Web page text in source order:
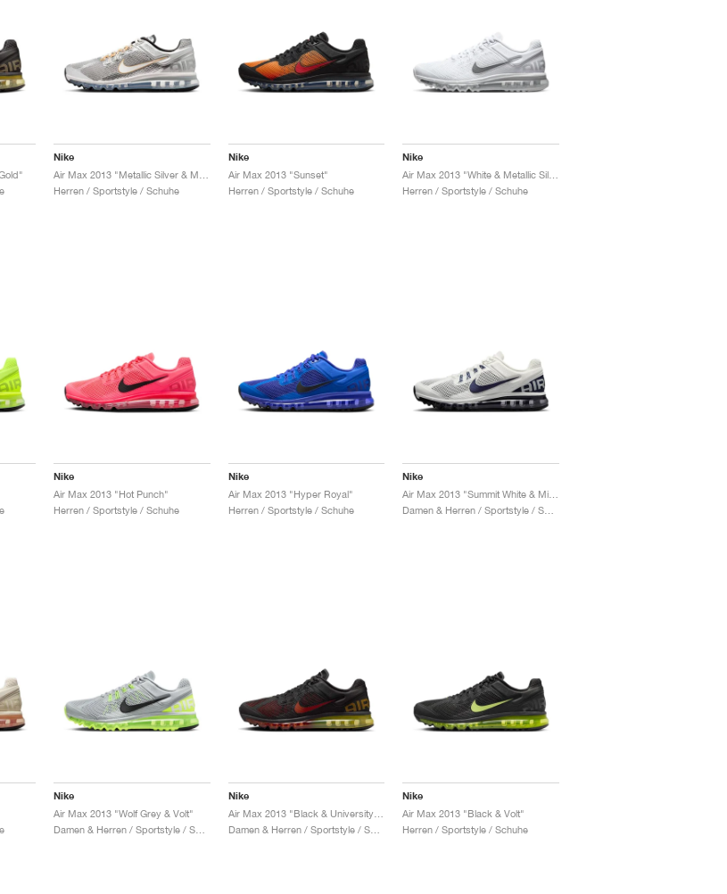
Nike
Herren / Sportstyle / Schuhe
Nike
Air Max 2013 "Sunset"
Herren / Sportstyle / Schuhe
Nike
Herren / Sportstyle / Schuhe
Nike
Air Max 2013 "Hot Punch"
Herren / Sportstyle / Schuhe
Nike
Air Max 2013 "Hyper Royal"
Herren / Sportstyle / Schuhe
Nike
Nike
Air Max 2013 "Wolf Grey & Volt"
Damen & Herren / Sportstyle / Schuhe
Nike
Air Max 2013 "Black & University Red"
Damen & Herren / Sportstyle / Schuhe
Nike
Air Max 2013 "Black & Volt"
Herren / Sportstyle / Schuhe